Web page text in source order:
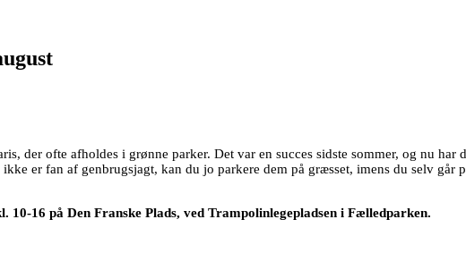
der ofte afholdes i grønne parker. Det var en succes sidste sommer, og nu
er fan af genbrugsjagt, kan du jo parkere dem på græsset, imens du selv går
16 på Den Franske Plads, ved Trampolinlegepladsen i Fælledparken.